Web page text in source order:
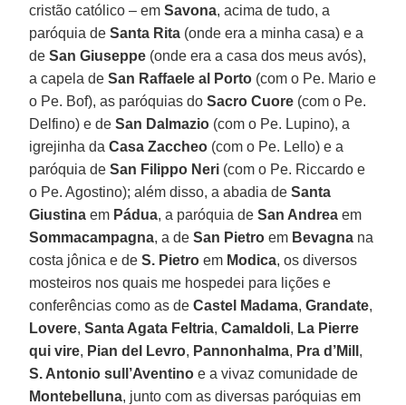
cristão católico – emSavona, acima de tudo, a
paróquia deSanta Rita (onde era a minha casa) e a
deSan Giuseppe (onde era a casa dos meus avós),
a capela deSan Raffaele al Porto (com o Pe. Mario e
o Pe. Bof), as paróquias doSacro Cuore (com o Pe.
Delfino) e deSan Dalmazio (com o Pe. Lupino), a
igrejinha daCasa Zaccheo (com o Pe. Lello) e a
paróquia deSan Filippo Neri (com o Pe. Riccardo e
o Pe. Agostino); além disso, a abadia deSanta
Giustina em Pádua, a paróquia deSan Andrea em
Sommacampagna, a deSan Pietro em Bevagna na
costa jônica e deS. Pietro em Modica, os diversos
mosteiros nos quais me hospedei para lições e
conferências como as deCastel Madama,Grandate,
Lovere,Santa Agata Feltria,Camaldoli, La Pierre
qui vire, Pian del Levro, Pannonhalma, Pra d’Mill ,
S. Antonio sull’Aventino e a vivaz comunidade de
Montebelluna, junto com as diversas paróquias em